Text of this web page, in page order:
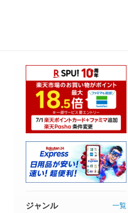
ジャンル 一覧